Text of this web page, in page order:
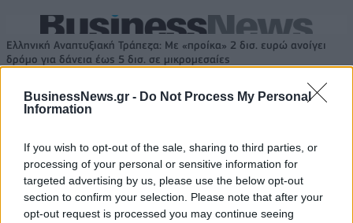
BusinessNews.gr - Do Not Process My Personal
Information
If you wish to opt-out of the sale, sharing to third parties, or
processing of your personal or sensitive information for
targeted advertising by us, please use the below opt-out
section to confirm your selection. Please note that after your
opt-out request is processed you may continue seeing
Ελληνική Αναπτυξιακή Τράπεζα: Με «προίκα» 2 δισ. ευρώ ανοίγει
δρόμο για δάνεια έως 5 δισ. σε μικρομεσαίες
εκατ. ευρώ και αύξηση κερδών
57% - Τα νέα στοιχήματα σε
low & non alcohol
Χρηματοοικονομικός
σύμβουλος της ΔΕΗ για την
είσοδο στην πολωνική αγορά
ενέργειας